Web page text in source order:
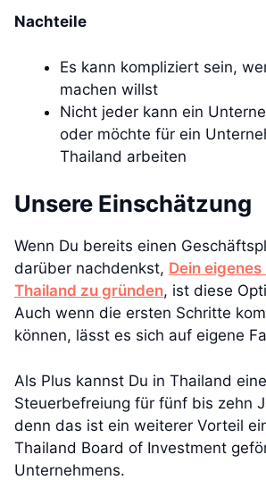
Nachteile
Es kann kompliziert sein,
machen willst
Nicht jeder kann ein
oder möchte für ein
Thailand arbeiten
Unsere Einschätzung
Wenn Du bereits einen
darüber nachdenkst, Dein
Thailand zu gründen, ist diese
Auch wenn die ersten Schritte
können, lässt es sich auf eigene
Als Plus kannst Du in Thailand eine
Steuerbefreiung für fünf bis zehn
denn das ist ein weiterer Vorteil
Thailand Board of Investment
Unternehmens.